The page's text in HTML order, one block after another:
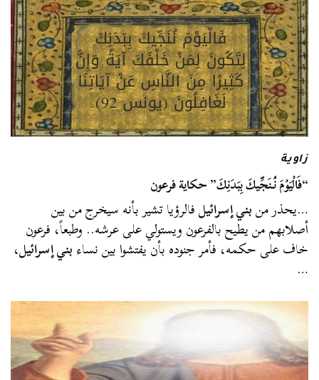
زاوية
“فَالْيَوْمَ نُنَجِّيكَ بِبَدَنِكَ” حكاية فرعون
…يحذر منبني إسرائيلفالرؤيا تشير بأنه سيخرج من بين
أصلابهم من يطيح بالفرعون ويستولي على عرشه.. وطبعاً، فرعون
خاف على حكمه، فأمر جنوده بأن يفتشوا بين نساءبني إسرائيل،
…